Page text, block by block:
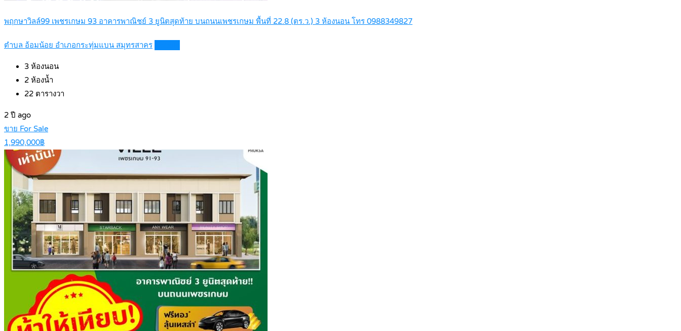
พฤกษาวิลล์99 เพชรเกษม 93 อาคารพาณิชย์ 3 ยูนิตสุดท้าย บนถนนเพชรเกษม พื้นที่ 22.8 (ตร.ว.) 3 ห้องนอน โทร 0988349827
ตำบล อ้อมน้อย อำเภอกระทุ่มแบน สมุทรสาคร
3 ห้องนอน
2 ห้องน้ำ
22 ตารางวา
2 ปี ago
ขาย For Sale
1,990,000฿